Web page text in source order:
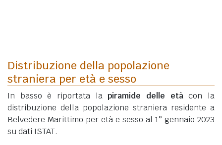
Distribuzione della popolazione
straniera per età e sesso
In basso è riportata lapiramide delle etàcon la
distribuzione della popolazione straniera residente a
Belvedere Marittimo per età e sesso al 1° gennaio 2023
su dati ISTAT.